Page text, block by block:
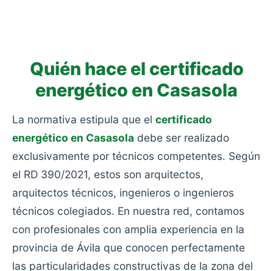
Quién hace el certificado
energético en Casasola
La normativa estipula que el certificado
energético en Casasola debe ser realizado
exclusivamente por técnicos competentes. Según
el RD 390/2021, estos son arquitectos,
arquitectos técnicos, ingenieros o ingenieros
técnicos colegiados. En nuestra red, contamos
con profesionales con amplia experiencia en la
provincia de Ávila que conocen perfectamente
las particularidades constructivas de la zona del